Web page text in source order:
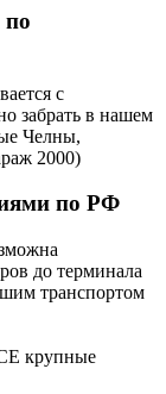
по
с
забрать в нашем
Челны,
2000)
по РФ
до терминала
транспортом
крупные